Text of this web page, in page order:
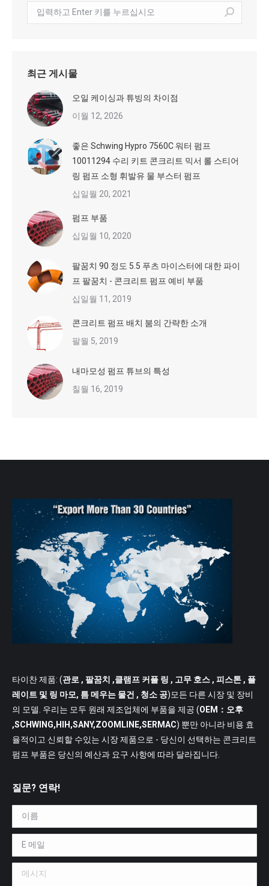
색:
최근 게시물
오일 케이싱과 튜빙의 차이점
이월 12, 2026
좋은 Schwing Hypro 7560C 워터 펌프
10011294 수리 키트 콘크리트 믹서 롤 스티어
링 펌프 소형 휘발유 물 부스터 펌프
십일월 20, 2021
펌프 부품
십일월 10, 2020
팔꿈치 90 정도 5.5 푸츠 마이스터에 대한 파이
프 팔꿈치 - 콘크리트 펌프 예비 부품
십일월 11, 2019
콘크리트 펌프 배치 붐의 간략한 소개
팔월 5, 2019
내마모성 펌프 튜브의 특성
칠월 16, 2019
타이찬 제품: (관로 , 팔꿈치 ,클램프 커플 링 , 고무 호스 , 피스톤 , 플
레이트 및 링 마모, 틈 메우는 물건 , 청소 공)모든 다른 시장 및 장비
의 모델. 우리는 모두 원래 제조업체에 부품을 제공 (OEM：오후
,SCHWING,HIH,SANY,ZOOMLINE,SERMAC) 뿐만 아니라 비용 효
율적이고 신뢰할 수있는 시장 제품으로 - 당신이 선택하는 콘크리트
펌프 부품은 당신의 예산과 요구 사항에 따라 달라집니다.
질문? 연락!
이름 *
E 메일 *
메시지